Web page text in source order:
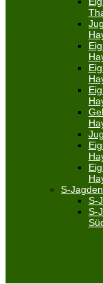
S-
S-
S-